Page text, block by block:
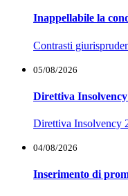
Inappellabile la
Contrasti
05/08/2026
Direttiva
Direttiva Insolvency
04/08/2026
Inserimento di